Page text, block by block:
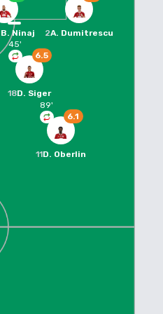
B. Ninaj 2A. Dumitrescu
6.5
45'
18D. Siger
6.1
89'
11D. Oberlin